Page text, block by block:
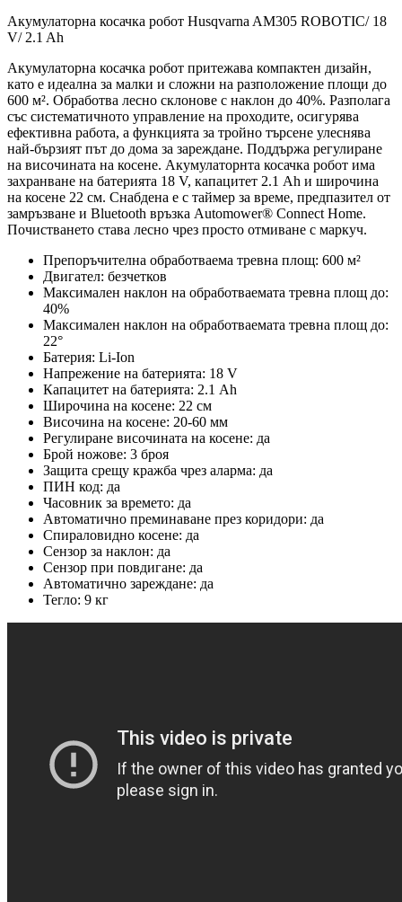
Акумулаторна косачка робот Husqvarna AM305 ROBOTIC/ 18
V/ 2.1 Ah
Акумулаторна косачка робот притежава компактен дизайн,
като е идеална за малки и сложни на разположение площи до
600 м². Обработва лесно склонове с наклон до 40%. Разполага
със систематичното управление на проходите, осигурява
ефективна работа, а функцията за тройно търсене улеснява
най-бързият път до дома за зареждане. Поддържа регулиране
на височината на косене. Акумулаторнта косачка робот има
захранване на батерията 18 V, капацитет 2.1 Ah и широчина
на косене 22 см. Снабдена е с таймер за време, предпазител от
замръзване и Bluetooth връзка Automower® Connect Home.
Почистването става лесно чрез просто отмиване с маркуч.
Препоръчителна обработваема тревна площ: 600 м²
Двигател: безчетков
Максимален наклон на обработваемата тревна площ до:
40%
Максимален наклон на обработваемата тревна площ до:
22°
Батерия: Li-Ion
Напрежение на батерията: 18 V
Капацитет на батерията: 2.1 Ah
Широчина на косене: 22 см
Височина на косене: 20-60 мм
Регулиране височината на косене: да
Брой ножове: 3 броя
Защита срещу кражба чрез аларма: да
ПИН код: да
Часовник за времето: да
Автоматично преминаване през коридори: да
Спираловидно косене: да
Сензор за наклон: да
Сензор при повдигане: да
Автоматично зареждане: да
Тегло: 9 кг